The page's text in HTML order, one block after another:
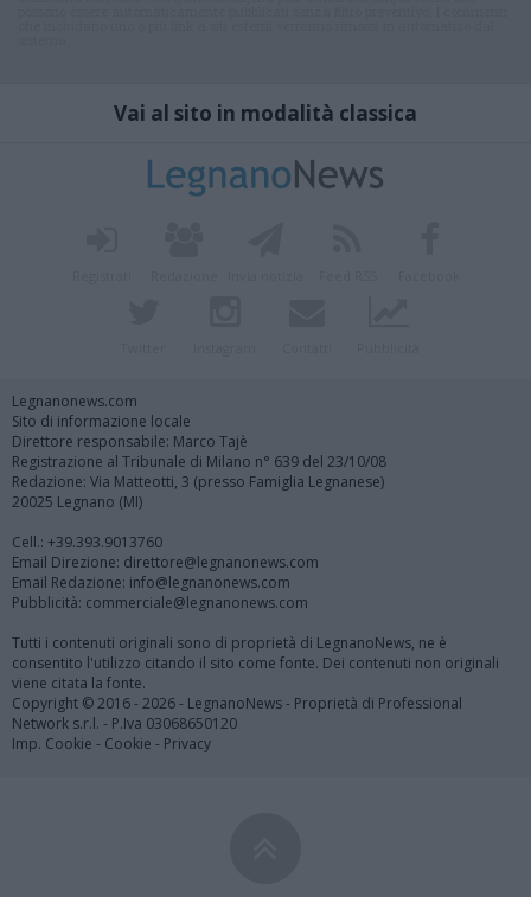
Vai al sito in modalità classica
Legnanonews.com
Sito di informazione locale
Direttore responsabile: Marco Tajè
Registrazione al Tribunale di Milano n° 639 del 23/10/08
Redazione: Via Matteotti, 3 (presso Famiglia Legnanese)
20025 Legnano (MI)
Cell.: +39.393.9013760
Email Direzione: direttore@legnanonews.com
Email Redazione: info@legnanonews.com
Pubblicità: commerciale@legnanonews.com
Tutti i contenuti originali sono di proprietà di LegnanoNews, ne è
consentito l'utilizzo citando il sito come fonte. Dei contenuti non originali
viene citata la fonte.
Copyright © 2016 - 2026 - LegnanoNews - Proprietà di Professional
Network s.r.l. - P.Iva 03068650120
Imp. Cookie - Cookie - Privacy